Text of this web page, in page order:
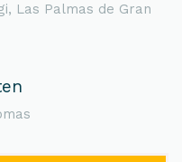
Las Palmas de Gran